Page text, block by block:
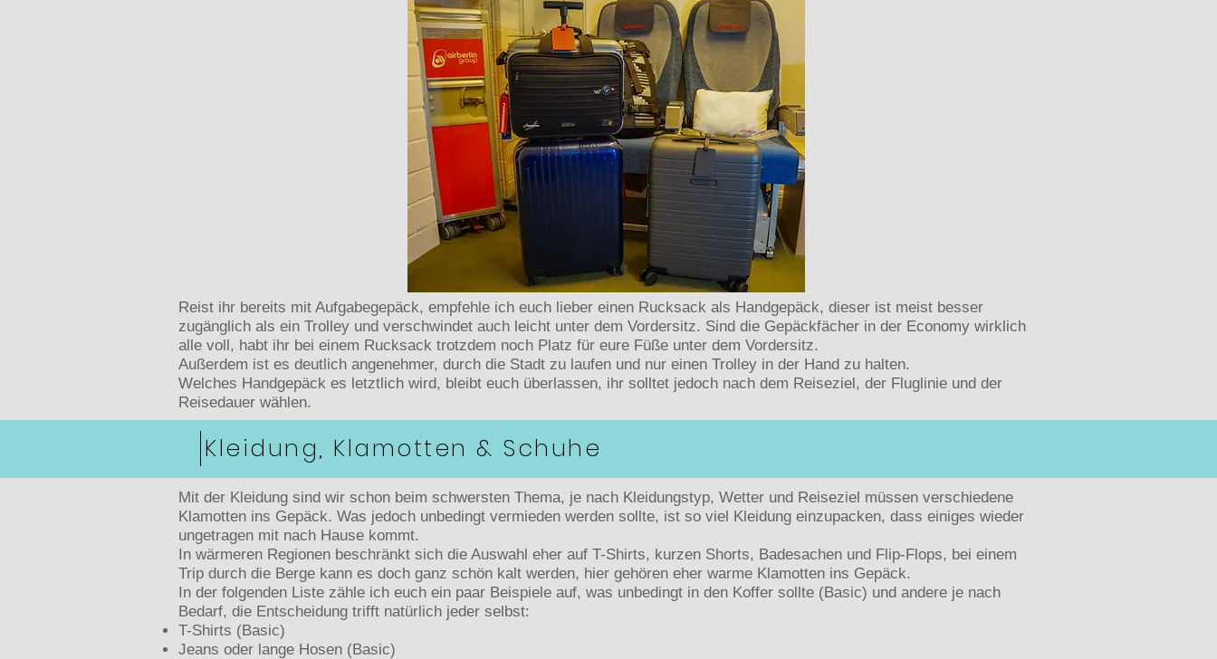
Reist ihr bereits mit Aufgabegepäck, empfehle ich euch lieber einen Rucksack als Handgepäck, dieser ist meist besser
zugänglich als ein Trolley und verschwindet auch leicht unter dem Vordersitz. Sind die Gepäckfächer in der Economy wirklich
alle voll, habt ihr bei einem Rucksack trotzdem noch Platz für eure Füße unter dem Vordersitz.
Außerdem ist es deutlich angenehmer, durch die Stadt zu laufen und nur einen Trolley in der Hand zu halten.
Welches Handgepäck es letztlich wird, bleibt euch überlassen, ihr solltet jedoch nach dem Reiseziel, der Fluglinie und der
Reisedauer wählen.
Kleidung, Klamotten & Schuhe
Mit der Kleidung sind wir schon beim schwersten Thema, je nach Kleidungstyp, Wetter und Reiseziel müssen verschiedene
Klamotten ins Gepäck. Was jedoch unbedingt vermieden werden sollte, ist so viel Kleidung einzupacken, dass einiges wieder
ungetragen mit nach Hause kommt.
In wärmeren Regionen beschränkt sich die Auswahl eher auf T-Shirts, kurzen Shorts, Badesachen und Flip-Flops, bei einem
Trip durch die Berge kann es doch ganz schön kalt werden, hier gehören eher warme Klamotten ins Gepäck.
In der folgenden Liste zähle ich euch ein paar Beispiele auf, was unbedingt in den Koffer sollte (Basic) und andere je nach
Bedarf, die Entscheidung trifft natürlich jeder selbst:
T-Shirts (Basic)
Jeans oder lange Hosen (Basic)